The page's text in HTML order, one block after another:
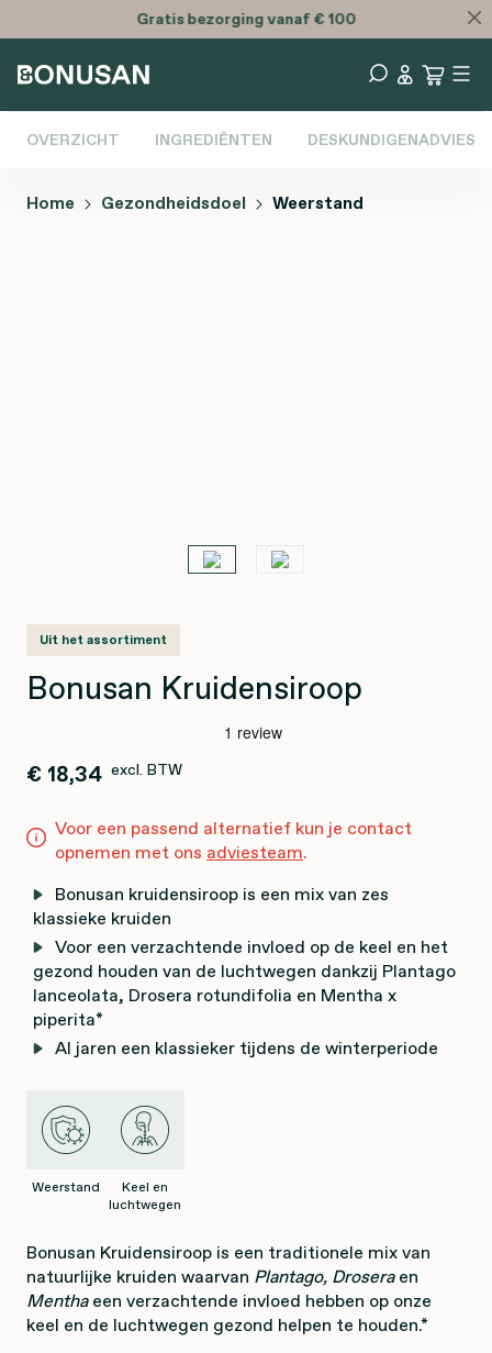
Gratisbezorging vanaf € 100
OVERZICHT INGREDIËNTEN DESKUNDIGENADVIES
Home Gezondheidsdoel Weerstand
Uit het assortiment
Bonusan Kruidensiroop
€ 18,34 excl. BTW
Voor een passend alternatief kun je contact
opnemen met ons adviesteam.
Bonusan kruidensiroop is een mix van zes
klassieke kruiden
Voor een verzachtende invloed op de keel en het
gezond houden van de luchtwegen dankzij Plantago
lanceolata, Drosera rotundifolia en Mentha x
piperita*
Al jaren een klassieker tijdens de winterperiode
Weerstand
Keel en
luchtwegen
Bonusan Kruidensiroop is een traditionele mix van
natuurlijke kruiden waarvan Plantago, Droseraen
Menthaeen verzachtende invloed hebben op onze
keel en de luchtwegen gezond helpen te houden.*